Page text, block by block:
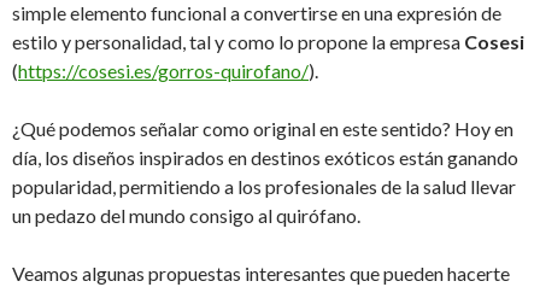
simple elemento funcional a convertirse en una expresión de
estilo y personalidad, tal y como lo propone la empresa Cosesi
(https://cosesi.es/gorros-quirofano/).
¿Qué podemos señalar como original en este sentido? Hoy en
día, los diseños inspirados en destinos exóticos están ganando
popularidad, permitiendo a los profesionales de la salud llevar
un pedazo del mundo consigo al quirófano.
Veamos algunas propuestas interesantes que pueden hacerte